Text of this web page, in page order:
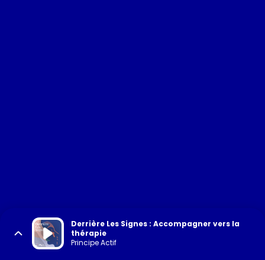
Derrière Les Signes : Accompagner vers la
thérapie
Principe Actif